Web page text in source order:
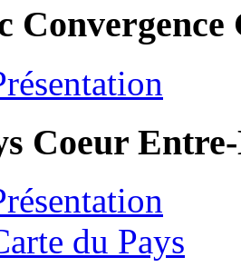
Convergence
Coeur
du Pays